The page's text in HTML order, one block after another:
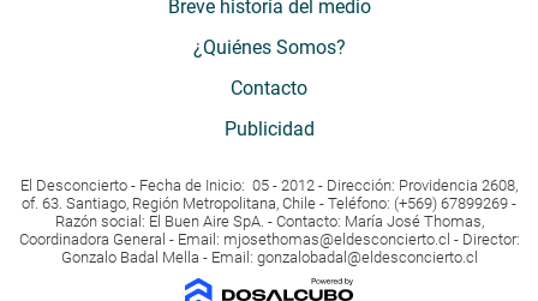
Breve historia del medio
¿Quiénes Somos?
Contacto
Publicidad
El Desconcierto - Fecha de Inicio: 05 - 2012 - Dirección: Providencia 2608,
of. 63. Santiago, Región Metropolitana, Chile - Teléfono: (+569) 67899269 -
Razón social: El Buen Aire SpA. - Contacto: María José Thomas,
Coordinadora General - Email: mjosethomas@eldesconcierto.cl - Director:
Gonzalo Badal Mella - Email: gonzalobadal@eldesconcierto.cl